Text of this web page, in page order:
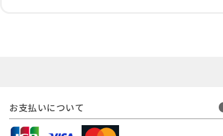
お支払いについて